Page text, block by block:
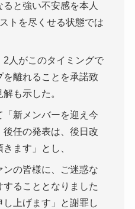
と強い不安感を本人
トを尽くせる状態では
人がこのタイミングで
を離れることを承諾致
も示した。
新メンバーを迎え今
任の発表は、後日改
ます」とし、
ンの皆様に、ご迷惑な
ることとなりました
上げます」と謝罪し